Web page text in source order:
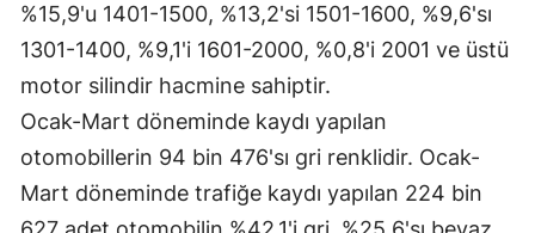
%15,9'u 1401-1500, %13,2'si 1501-1600, %9,6'sı
1301-1400, %9,1'i 1601-2000, %0,8'i 2001 ve üstü
motor silindir hacmine sahiptir.
Ocak-Mart döneminde kaydı yapılan
otomobillerin 94 bin 476'sı gri renklidir. Ocak-
Mart döneminde trafiğe kaydı yapılan 224 bin